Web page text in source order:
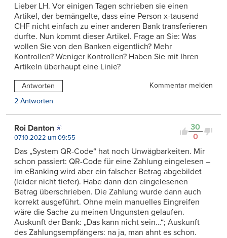
Lieber LH. Vor einigen Tagen schrieben sie einen
Artikel, der bemängelte, dass eine Person x-tausend
CHF nicht einfach zu einer anderen Bank transferieren
durfte. Nun kommt dieser Artikel. Frage an Sie: Was
wollen Sie von den Banken eigentlich? Mehr
Kontrollen? Weniger Kontrollen? Haben Sie mit Ihren
Artikeln überhaupt eine Linie?
Antworten
Kommentar melden
2 Antworten
30
0
Roi Danton
07.10.2022 um 09:55
Das „System QR-Code“ hat noch Unwägbarkeiten. Mir
schon passiert: QR-Code für eine Zahlung eingelesen –
im eBanking wird aber ein falscher Betrag abgebildet
(leider nicht tiefer). Habe dann den eingelesenen
Betrag überschrieben. Die Zahlung wurde dann auch
korrekt ausgeführt. Ohne mein manuelles Eingreifen
wäre die Sache zu meinen Ungunsten gelaufen.
Auskunft der Bank: „Das kann nicht sein…“; Auskunft
des Zahlungsempfängers: na ja, man ahnt es schon.